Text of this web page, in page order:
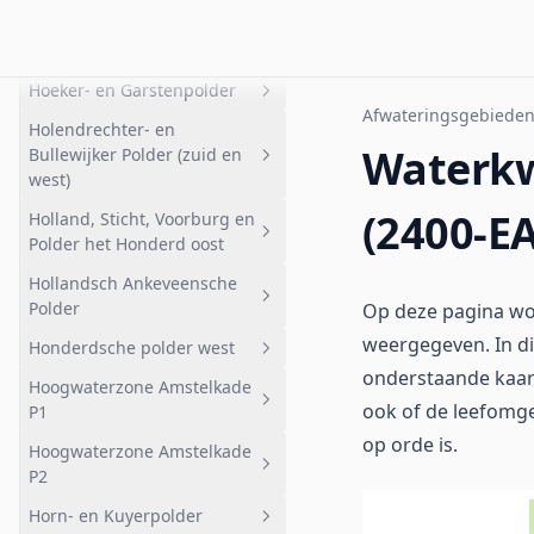
Broekerpolder
Heintjesrakpolder
Hilversumse Meent
Geheel afwateringsgebied
Hilversumse Ondermeent
Hoeker- en Garstenpolder
Geheel afwateringsgebied
Bemalen gebied
Noord
Oost
Holendrechter- en
Bullewijker Polder (zuid en
west)
Geheel afwateringsgebied
Polder (z en w)
Holland, Sticht, Voorburg en
Polder het Honderd oost
Geheel afwateringsgebied
Hollandsch Ankeveensche
Polder
Geheel afwateringsgebied
Bemalen
noord
zuid
Honderdsche polder west
Geheel afwateringsgebied
Hoogwaterzone Amstelkade
P1
Geheel afwateringsgebied
Hoogwaterzone Amstelkade
P2
Geheel afwateringsgebied
Horn- en Kuyerpolder
Afwateringsgebieden
(2400-
Op deze pagina
weergegeven. In
onderstaande
ook of de
op orde is.